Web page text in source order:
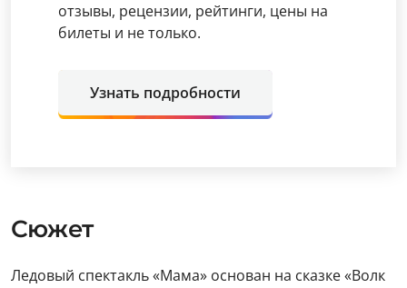
отзывы, рецензии, рейтинги, цены на
билеты и не только.
Узнать подробности
Сюжет
Ледовый спектакль «Мама» основан на сказке «Волк